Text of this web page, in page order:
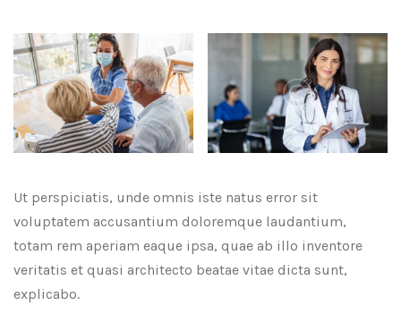
Ut perspiciatis, unde omnis iste natus error sit
voluptatem accusantium doloremque laudantium,
totam rem aperiam eaque ipsa, quae ab illo inventore
veritatis et quasi architecto beatae vitae dicta sunt,
explicabo.